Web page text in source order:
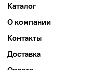
Каталог
О компании
Контакты
Доставка